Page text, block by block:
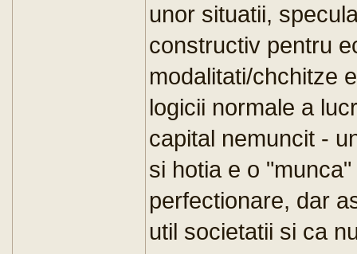
unor situatii,
constructiv pentru
modalitati/chchitze
logicii normale a
capital nemuncit -
si hotia e o
perfectionare, dar
util societatii si ca